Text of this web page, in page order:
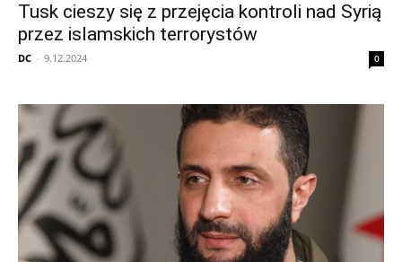
Tusk cieszy się z przejęcia kontroli nad Syrią
przez islamskich terrorystów
DC - 9.12.2024 0